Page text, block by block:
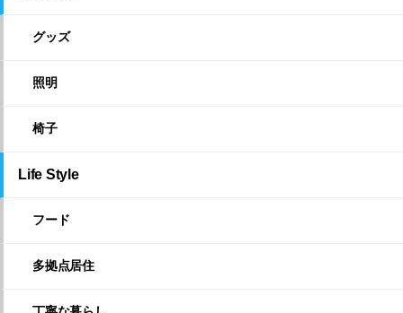
グッズ
照明
椅子
Life Style
フード
多拠点居住